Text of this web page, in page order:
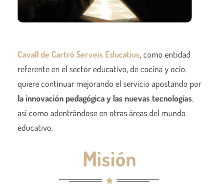
Cavall de Cartró Serveis Educatius, como entidad
referente en el sector educativo, de cocina y ocio,
quiere continuar mejorando el servicio apostando por
la innovación pedagógica y las nuevas tecnologías,
así como adentrándose en otras áreas del mundo
educativo.
Misión